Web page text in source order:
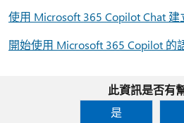
使用 Microsoft 365 Copilot Chat 建
開始使用 Microsoft 365 Copilot 的
此資訊是否有
是